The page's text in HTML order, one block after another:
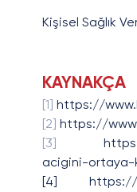
Kişisel Sağlık
KAYNAKÇA
[1] https://
[2] https://
[3]
https://
acigini-ortaya-
[4] https://